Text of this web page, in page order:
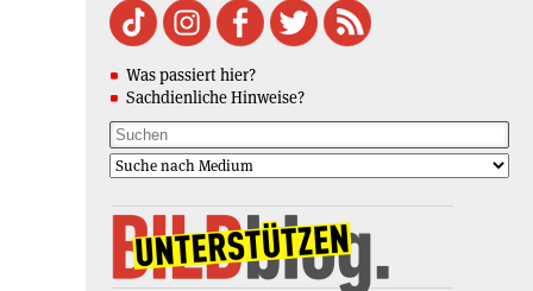
Was passiert hier?
Sachdienliche Hinweise?